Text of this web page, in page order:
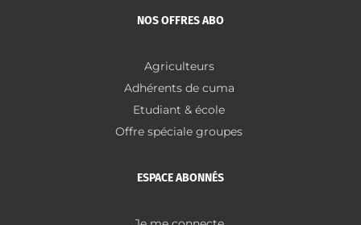
NOS OFFRES ABO
Agriculteurs
Adhérents de cuma
Etudiant & école
Offre spéciale groupes
ESPACE ABONNÉS